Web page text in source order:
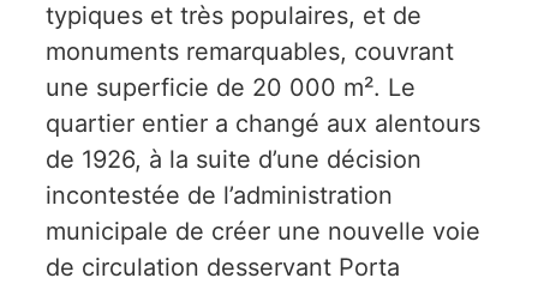
typiques et très populaires, et de
monuments remarquables, couvrant
une superficie de 20 000 m². Le
quartier entier a changé aux alentours
de 1926, à la suite d’une décision
incontestée de l’administration
municipale de créer une nouvelle voie
de circulation desservant Porta